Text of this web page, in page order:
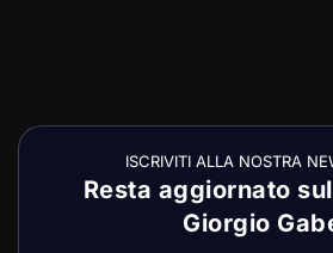
ISCRIVITI ALLA NOSTRA
Resta aggiornato
Giorgio